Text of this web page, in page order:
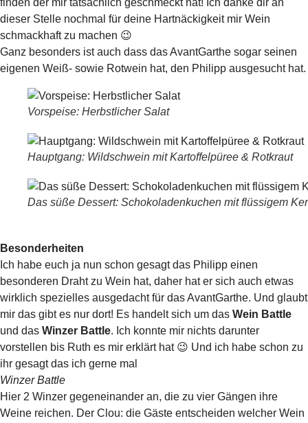
finden der mir tatsächlich geschmeckt hat! Ich danke dir an
dieser Stelle nochmal für deine Hartnäckigkeit mir Wein
schmackhaft zu machen 😉
Ganz besonders ist auch dass das AvantGarthe sogar seinen
eigenen Weiß- sowie Rotwein hat, den Philipp ausgesucht hat.
Vorspeise: Herbstlicher Salat
Hauptgang: Wildschwein mit Kartoffelpüree & Rotkraut
Das süße Dessert: Schokoladenkuchen mit flüssigem
Besonderheiten
Ich habe euch ja nun schon gesagt das Philipp einen
besonderen Draht zu Wein hat, daher hat er sich auch etwas
wirklich spezielles ausgedacht für das AvantGarthe. Und glaubt
mir das gibt es nur dort! Es handelt sich um das Wein Battle
und das Winzer Battle. Ich konnte mir nichts darunter
vorstellen bis Ruth es mir erklärt hat 😉 Und ich habe schon zu
ihr gesagt das ich gerne mal
Winzer Battle
Hier 2 Winzer gegeneinander an, die zu vier Gängen ihre
Weine reichen. Der Clou: die Gäste entscheiden welcher Wein